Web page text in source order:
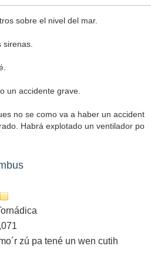
sobre el nivel del mar.
un accidente grave.
no se como va a haber un accident
Habrá explotado un ventilador po
zú pa tené un wen cutih